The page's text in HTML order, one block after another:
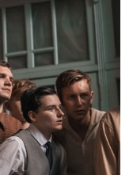
Клим Шипенко